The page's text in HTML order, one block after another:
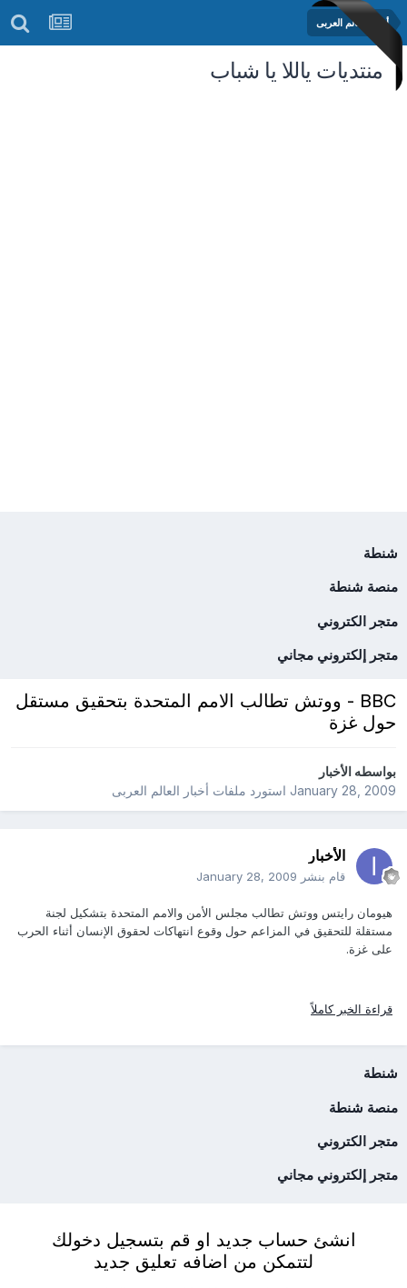
أخبار العالم العربى
منتديات ياللا يا شباب
شنطة
منصة شنطة
متجر الكتروني
متجر إلكتروني مجاني
BBC - ووتش تطالب الامم المتحدة بتحقيق مستقل
حول غزة
بواسطهالأخبار
January 28, 2009استورد ملفات أخبار العالم العربى
الأخبار
قام بنشر January 28, 2009
هيومان رايتس ووتش تطالب مجلس الأمن والامم المتحدة بتشكيل لجنة
مستقلة للتحقيق في المزاعم حول وقوع انتهاكات لحقوق الإنسان أثناء الحرب
على غزة.
قراءة الخبر كاملاً
شنطة
منصة شنطة
متجر الكتروني
متجر إلكتروني مجاني
انشئ حساب جديد او قم بتسجيل دخولك
لتتمكن من اضافه تعليق جديد